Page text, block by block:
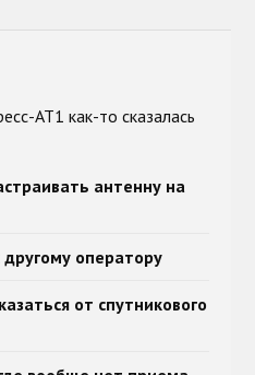
АТ1 как-то сказалась
антенну на
оператору
от спутникового